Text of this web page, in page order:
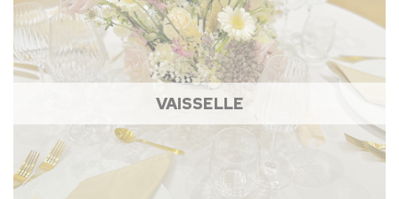
VAISSELLE